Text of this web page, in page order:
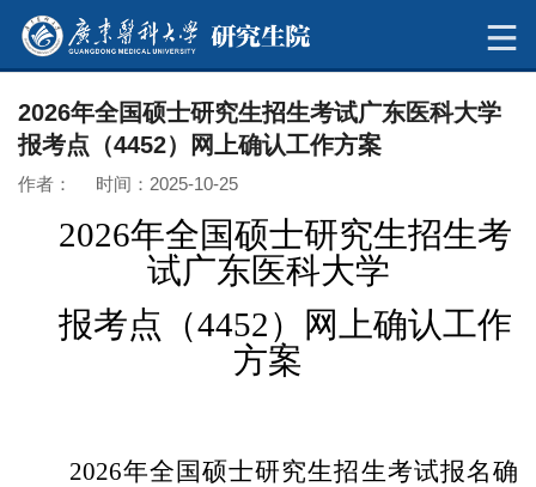
2026年全国硕士研究生招生考试广东医科大学
报考点（4452）网上确认工作方案
作者： 时间：2025-10-25
2026年全国硕士研究生招生考
试广东医科大学
报考点 （4452） 网上确认工作
方案
2026年全国硕士研究生招生考试报名确